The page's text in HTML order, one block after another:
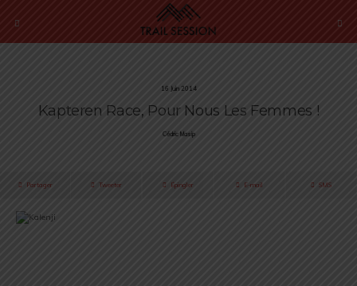
16 Juin 2014
Kapteren Race, Pour Nous Les Femmes !
Cédric Masip
Partager Tweeter Épingler E-mail SMS